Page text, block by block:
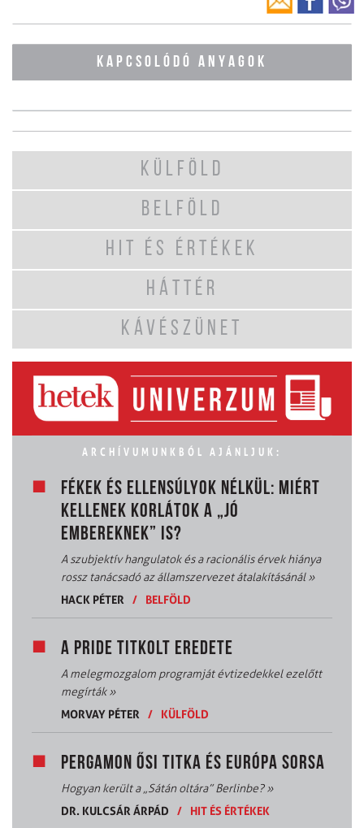
KAPCSOLÓDÓ ANYAGOK
KÜLFÖLD
BELFÖLD
HIT ÉS ÉRTÉKEK
HÁTTÉR
KÁVÉSZÜNET
ARCHÍVUMUNKBÓL AJÁNLJUK:
FÉKEK ÉS ELLENSÚLYOK NÉLKÜL: MIÉRT
KELLENEK KORLÁTOK A „JÓ
EMBEREKNEK” IS?
A szubjektív hangulatok és a racionális érvek hiánya
rossz tanácsadó az államszervezet átalakításánál»
HACK PÉTER
/ BELFÖLD
A PRIDE TITKOLT EREDETE
A melegmozgalom programját évtizedekkel ezelőtt
megírták»
MORVAY PÉTER
/ KÜLFÖLD
PERGAMON ŐSI TITKA ÉS EURÓPA SORSA
Hogyan került a „Sátán oltára” Berlinbe?»
DR. KULCSÁR ÁRPÁD
/ HIT ÉS ÉRTÉKEK